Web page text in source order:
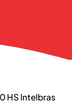
HS Intelbras